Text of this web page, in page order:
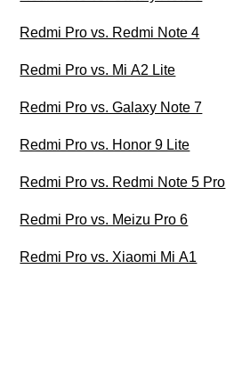
Redmi Pro vs. Redmi Note 4
Redmi Pro vs. Mi A2 Lite
Redmi Pro vs. Galaxy Note 7
Redmi Pro vs. Honor 9 Lite
Redmi Pro vs. Redmi Note 5 Pro
Redmi Pro vs. Meizu Pro 6
Redmi Pro vs. Xiaomi Mi A1